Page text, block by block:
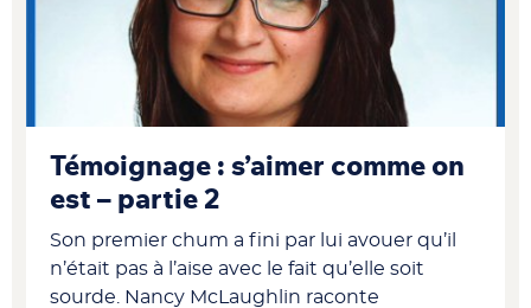
Témoignage : s’aimer comme on
est – partie 2
Son premier chum a fini par lui avouer qu’il
n’était pas à l’aise avec le fait qu’elle soit
sourde. Nancy McLaughlin raconte